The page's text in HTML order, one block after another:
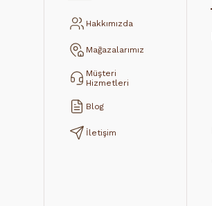
Hakkımızda
Mağazalarımız
Müşteri
Hizmetleri
Blog
İletişim